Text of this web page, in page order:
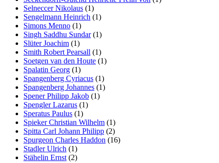
Selneccer Nikolaus (1)
Sengelmann Heinrich (1)
Simons Menno (1)
Singh Saddhu Sundar(1)
Slüter Joachim (1)
Smith Robert Pearsall (1)
Soetgen van den Houte (1)
Spalatin Georg (1)
Spangenberg Cyriacus (1)
Spangenberg Johannes (1)
Spener Philipp Jakob (1)
Spengler Lazarus (1)
Speratus Paulus (1)
Spieker Christian Wilhelm (1)
Spitta Carl Johann Philipp (2)
Spurgeon Charles Haddon (16)
Stadler Ulrich (1)
Stähelin Ernst (2)